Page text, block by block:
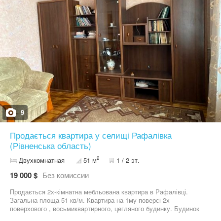
9
Продається квартира у селищі Рафалівка
(Рівненська область)
Двухкомнатная 51 м2 1 / 2 эт.
19 000 $ Без комиссии
Продається 2х-кімнатна мебльована квартира в Рафалівці.
Загальна площа 51 кв/м. Квартира на 1му поверсі 2х
поверхового , восьмиквартирного, цегляного будинку. Будинок